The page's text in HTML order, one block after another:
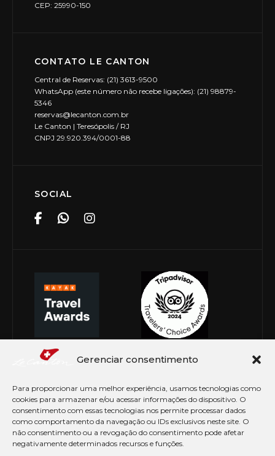
Gerenciar consentimento
Para proporcionar uma melhor experiência, usamos tecnologias como
cookies para armazenar e/ou acessar informações do dispositivo. O
consentimento com essas tecnologias nos permite processar dados
como comportamento da navegação ou IDs exclusivos neste site. O
não consentimento ou a revogação do consentimento pode afetar
negativamente determinados recursos e funções.
CEP: 25990-150
CONTATO LE CANTON
Central de Reservas: (21) 3613-9500
WhatsApp (este número não recebe ligações): (21) 98879-
5346
reservas@lecanton.com.br
Le Canton | Teresópolis / RJ
CNPJ 29.920.394/0001-88
SOCIAL
© Copyright 2026 Le Canton. Todos os direitos